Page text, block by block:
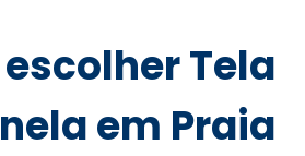
Tela
em Praia